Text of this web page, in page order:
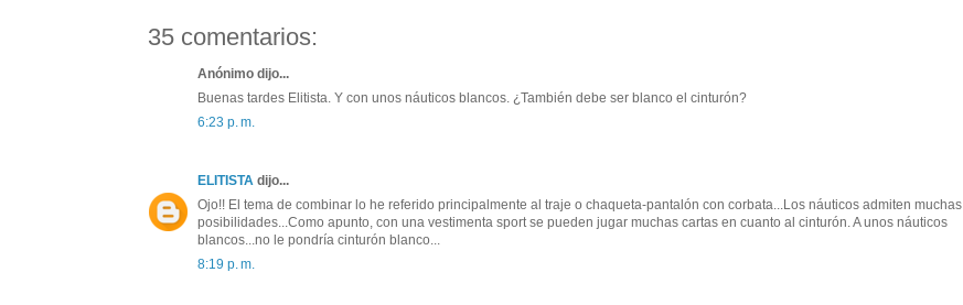
35 comentarios:
Anónimo dijo...
Buenas tardes Elitista. Y con unos náuticos blancos. ¿También debe ser blanco el cinturón?
6:23 p. m.
ELITISTA dijo...
Ojo!! El tema de combinar lo he referido principalmente al traje o chaqueta-pantalón con corbata...Los náuticos admiten muchas
posibilidades...Como apunto, con una vestimenta sport se pueden jugar muchas cartas en cuanto al cinturón. A unos náuticos
blancos...no le pondría cinturón blanco...
8:19 p. m.